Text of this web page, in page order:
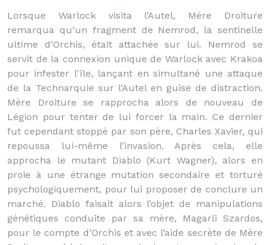
Lorsque Warlock visita l’Autel, Mère Droiture
remarqua qu’un fragment de Nemrod, la sentinelle
ultime d’Orchis, était attachée sur lui. Nemrod se
servit de la connexion unique de Warlock avec Krakoa
pour infester l’île, lançant en simultané une attaque
de la Technarquie sur l’Autel en guise de distraction.
Mère Droiture se rapprocha alors de nouveau de
Légion pour tenter de lui forcer la main. Ce dernier
fut cependant stoppé par son père, Charles Xavier, qui
repoussa lui-même l’invasion. Après cela, elle
approcha le mutant Diablo (Kurt Wagner), alors en
proie à une étrange mutation secondaire et torturé
psychologiquement, pour lui proposer de conclure un
marché. Diablo faisait alors l’objet de manipulations
génétiques conduite par sa mère, Magarli Szardos,
pour le compte d’Orchis et avec l’aide secrète de Mère